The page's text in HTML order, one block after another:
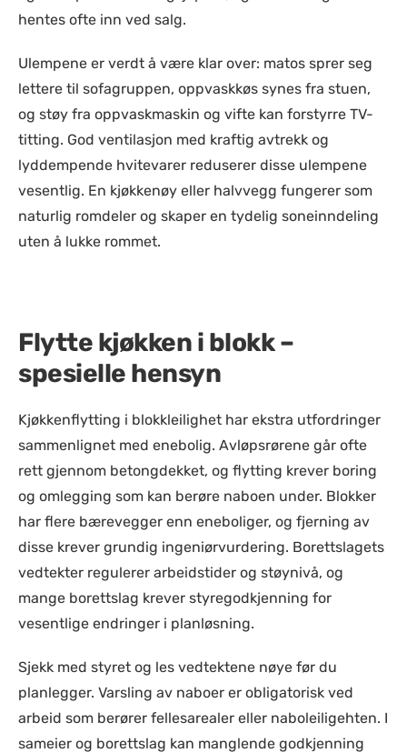
hentes ofte inn ved salg.
Ulempene er verdt å være klar over: matos sprer seg
lettere til sofagruppen, oppvaskkøs synes fra stuen,
og støy fra oppvaskmaskin og vifte kan forstyrre TV-
titting. God ventilasjon med kraftig avtrekk og
lyddempende hvitevarer reduserer disse ulempene
vesentlig. En kjøkkenøy eller halvvegg fungerer som
naturlig romdeler og skaper en tydelig soneinndeling
uten å lukke rommet.
Flytte kjøkken i blokk –
spesielle hensyn
Kjøkkenflytting i blokkleilighet har ekstra utfordringer
sammenlignet med enebolig. Avløpsrørene går ofte
rett gjennom betongdekket, og flytting krever boring
og omlegging som kan berøre naboen under. Blokker
har flere bærevegger enn eneboliger, og fjerning av
disse krever grundig ingeniørvurdering. Borettslagets
vedtekter regulerer arbeidstider og støynivå, og
mange borettslag krever styregodkjenning for
vesentlige endringer i planløsning.
Sjekk med styret og les vedtektene nøye før du
planlegger. Varsling av naboer er obligatorisk ved
arbeid som berører fellesarealer eller naboleiligehten. I
sameier og borettslag kan manglende godkjenning